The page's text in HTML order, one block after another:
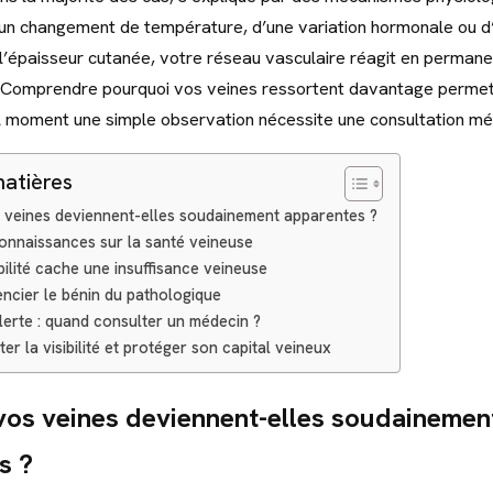
changement de température, d’une variation hormonale ou
cutanée, votre réseau vasculaire réagit en
pourquoi vos veines ressortent davantage
une simple observation nécessite une consultation
deviennent-elles soudainement apparentes ?
sur la santé veineuse
cache une insuffisance veineuse
le bénin du pathologique
: quand consulter un médecin ?
la visibilité et protéger son capital veineux
veines deviennent-elles
?